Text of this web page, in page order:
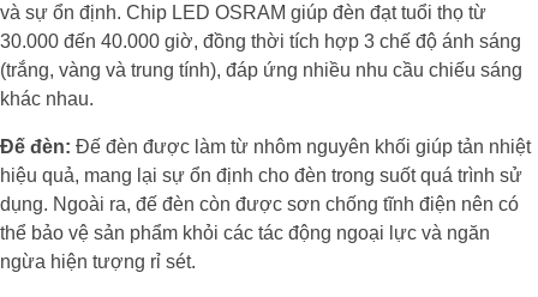
và sự ổn định. Chip LED OSRAM giúp đèn đạt tuổi thọ từ
30.000 đến 40.000 giờ, đồng thời tích hợp 3 chế độ ánh sáng
(trắng, vàng và trung tính), đáp ứng nhiều nhu cầu chiếu sáng
khác nhau.
Đế đèn: Đế đèn được làm từ nhôm nguyên khối giúp tản nhiệt
hiệu quả, mang lại sự ổn định cho đèn trong suốt quá trình sử
dụng. Ngoài ra, đế đèn còn được sơn chống tĩnh điện nên có
thể bảo vệ sản phẩm khỏi các tác động ngoại lực và ngăn
ngừa hiện tượng rỉ sét.